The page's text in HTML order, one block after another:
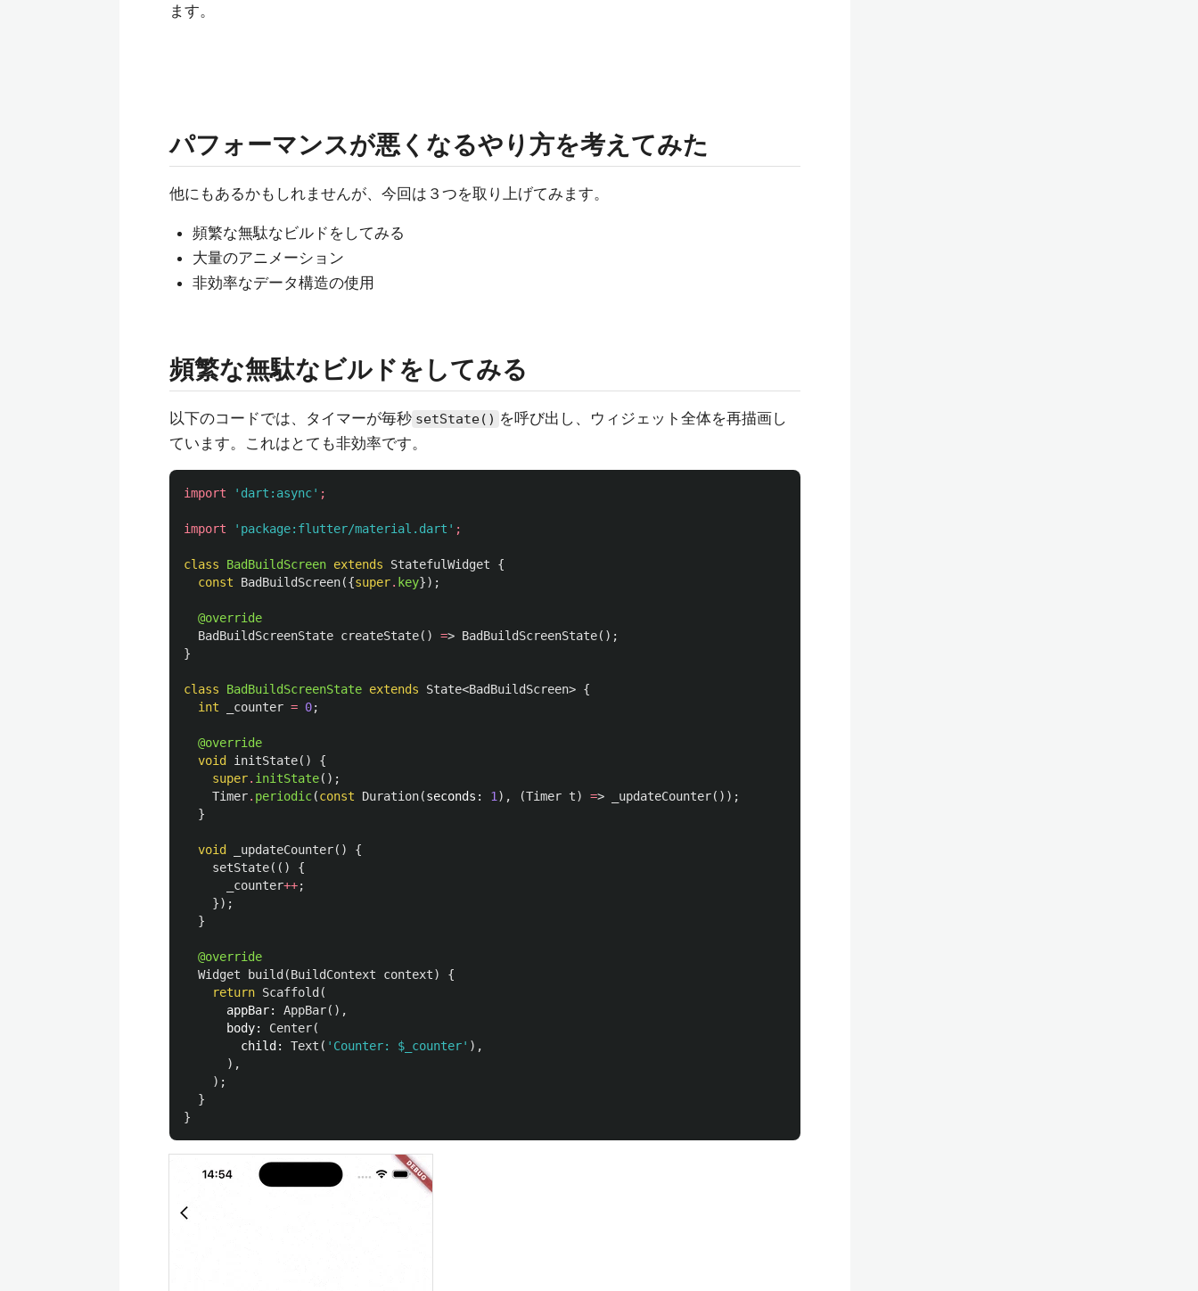
ます。
パフォーマンスが悪くなるやり方を考えてみた
他にもあるかもしれませんが、今回は３つを取り上げてみます。
頻繁な無駄なビルドをしてみる
大量のアニメーション
非効率なデータ構造の使用
頻繁な無駄なビルドをしてみる
以下のコードでは、タイマーが毎秒 setState() を呼び出し、ウィジェット全体を再描画し
ています。これはとても非効率です。
import 'dart:async' ;
import 'package:flutter/material.dart' ;
class BadBuildScreen extends StatefulWidget
{
const
BadBuildScreen({super. key});
@override
BadBuildScreenState createState() => BadBuildScreenState();
}
class BadBuildScreenState extends State<BadBuildScreen> {
int
_counter = 0;
@override
void initState()
{
super. initState();
Timer. periodic(const Duration(seconds: 1 ), (Timer t) => _updateCounter());
}
void _updateCounter()
{
setState(()
{
_counter++;
});
}
@override
Widget
build(BuildContext context)
{
return Scaffold(
appBar:
AppBar(),
body:
Center(
child:
Text ( 'Counter: $_counter' ),
),
);
}
}